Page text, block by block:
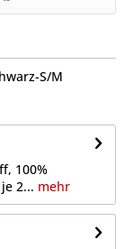
S/M
100%
2... mehr